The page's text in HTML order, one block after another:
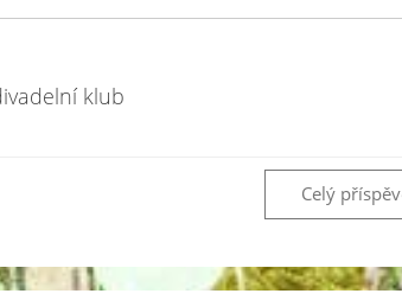
klub
Celý